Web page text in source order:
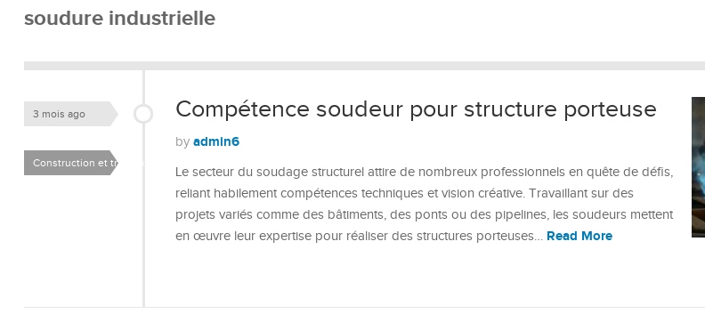
soudure industrielle
Compétence soudeur pour structure porteuse
3 mois ago
by admin6
Construction et travaux
Le secteur du soudage structurel attire de nombreux professionnels en quête de défis,
reliant habilement compétences techniques et vision créative. Travaillant sur des
projets variés comme des bâtiments, des ponts ou des pipelines, les soudeurs mettent
en œuvre leur expertise pour réaliser des structures porteuses… Read More